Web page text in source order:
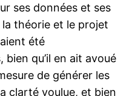
ses données et ses
théorie et le projet
été
qu’il en ait avoué
de générer les
clarté voulue, et bien